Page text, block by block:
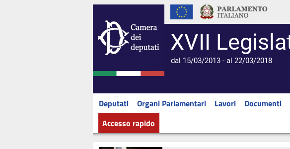
XVII
dal 15/03/2013 - al 22/03/2018
Deputati Organi Parlamentari Lavori Documenti
Accesso rapido